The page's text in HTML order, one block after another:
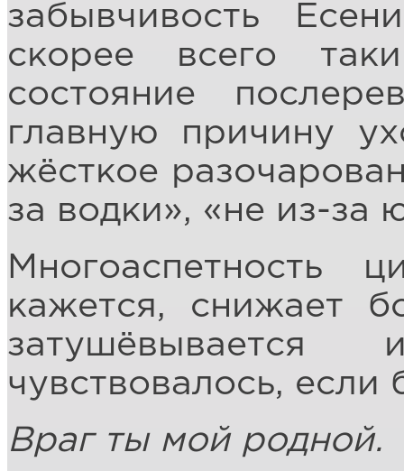
забывчивость
скорее всего
состояние
главную причину
жёсткое
за водки», «не из-за
Многоаспетность
кажется, снижает
чувствовалось, если
Враг ты мой родной.